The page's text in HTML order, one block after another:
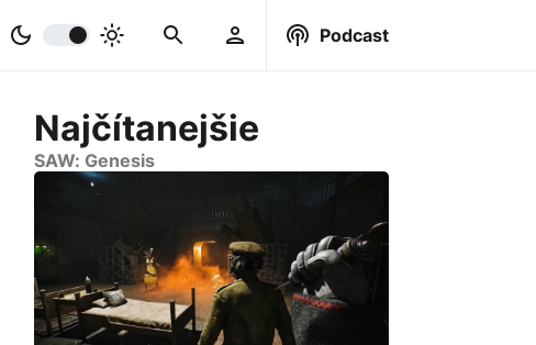
Podcast
Najčítanejšie
SAW: Genesis